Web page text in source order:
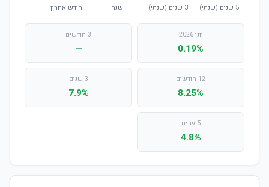
יוני 2026
0.19%
3 חודשים
—
12 חודשים
8.25%
3 שנים
7.9%
5 שנים
4.8%